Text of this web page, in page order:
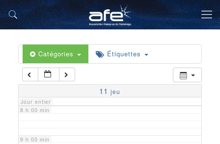
Catégories Étiquettes
11 jeu
Jour entier
5 h 00 min
6 h 00 min
7 h 00 min
8 h 00 min
9 h 00 min